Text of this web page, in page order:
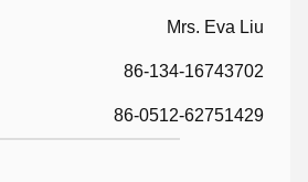
Mrs. Eva Liu
86-134-16743702
86-0512-62751429